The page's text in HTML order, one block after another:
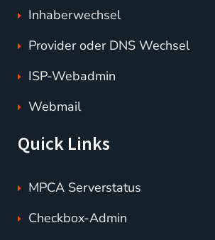
Inhaberwechsel
Provider oder DNS Wechsel
ISP-Webadmin
Webmail
Quick Links
MPCA Serverstatus
Checkbox-Admin